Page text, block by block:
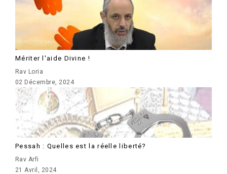
Mériter l'aide Divine !
Rav Loria
02 Décembre, 2024
Pessah : Quelles est la réelle liberté?
Rav Arfi
21 Avril, 2024